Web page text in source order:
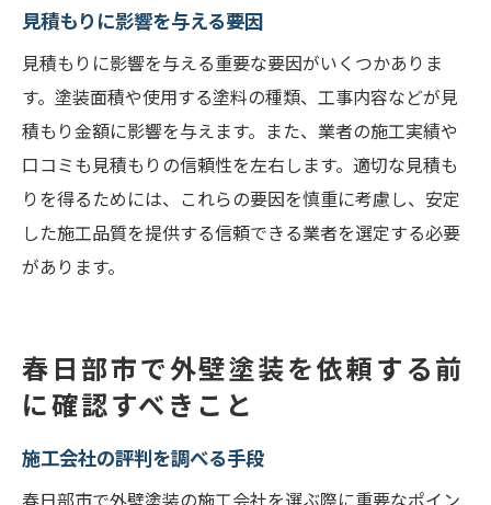
見積もりに影響を与える要因
見積もりに影響を与える重要な要因がいくつかありま
す。塗装面積や使用する塗料の種類、工事内容などが見
積もり金額に影響を与えます。また、業者の施工実績や
口コミも見積もりの信頼性を左右します。適切な見積も
りを得るためには、これらの要因を慎重に考慮し、安定
した施工品質を提供する信頼できる業者を選定する必要
があります。
春日部市で外壁塗装を依頼する前
に確認すべきこと
施工会社の評判を調べる手段
春日部市で外壁塗装の施工会社を選ぶ際に重要なポイン